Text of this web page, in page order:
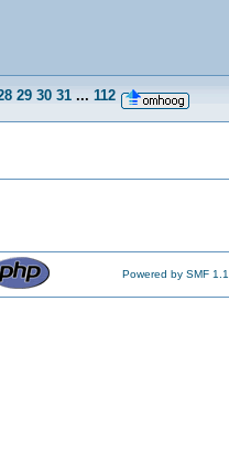
29 30 31 ... 112
Powered by SMF